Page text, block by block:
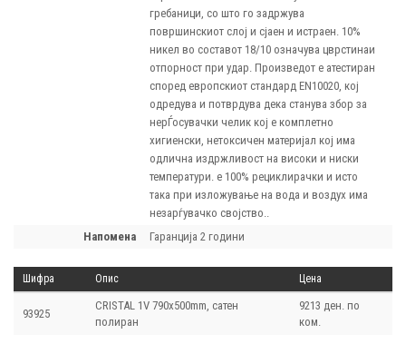
гребаници, со што го задржува
површинскиот слој и сјаен и истраен. 10%
никел во составот 18/10 означува цврстинаи
отпорност при удар. Произведот е атестиран
според европскиот стандард EN10020, кој
одредува и потврдува дека станува збор за
нерЃосувачки челик кој е комплетно
хигиенски, нетоксичен материјал кој има
одлична издржливост на високи и ниски
температури. е 100% рециклирачки и исто
така при изложување на вода и воздух има
незарѓувачко својство..
напомена
Гаранција 2 години
Шифра Опис Цена
93925
CRISTAL 1V 790х500mm, сатен
полиран
9213 ден. по
ком.